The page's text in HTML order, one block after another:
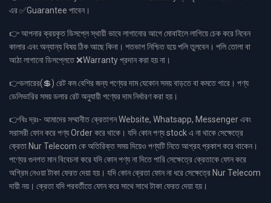
এর ✅Guarantee পাবেন।
👉 আপনার ক্রয়কৃত ডিসপ্লে স্থায়ী ভাবে লাগানোর আগে মোবাইলে লাগিয়ে চেক করে নিবেন
কালার এবং অন্যান্য বিষয় ঠিক আছে কিনা। শতভাগ নিশ্চিত হয়ে পলি তুলবেন। পলি তোলা বা
আঠা লাগানো ডিসপ্লেতে ❌Warranty প্রদান করা হয় না।
👉ডলারের(💲) রেট কম বেশির জন্য পণ্যের দাম যেকোন সময় বাড়তে বা কমতে পারে। পণ্য
ডেলিভারির সময় ডলার রেট অনুযায়ী পণ্যের দাম নির্ধারণ করা হয়।
👉বিঃ দ্রঃ- আমাদের সম্মানীত ক্রেতাগন Website, Whatsapp, Messenger এবং
সরাসরী ফোন করে পণ্য Order করে থাকে। যদি কোন পণ্য stock এ না থাকে সেক্ষেত্রে
ক্রেতা Nur Telecom কে অতিরিক্ত সময় দিয়েও পণ্যটি নিতে আগ্রহ প্রকাশ করে থাকেন।
পণ্যের গুনগত মান বিবেচনা করে যদি কোন পণ্য না দিতে পারি সেক্ষেত্রে ক্রেতাকে ফোন করে
অগ্রিম নেওয়া টাকা ফেরত দেয়া হয়। যদি কোন ক্রেতা ফোন না ধরে সেক্ষেত্রে Nur Telecom
দায়ী নয়। ক্রেতা যদি পরবর্তীতে ফোন করে সাথে সাথে টাকা ফেরত দেয়া হয়।